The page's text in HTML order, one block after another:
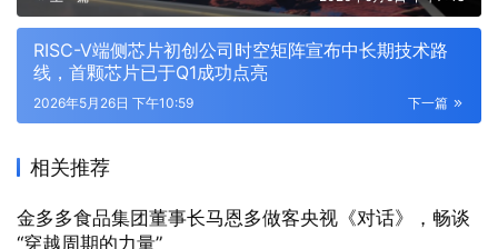
RISC-V端侧芯片初创公司时空矩阵宣布中长期技术路
线，首颗芯片已于Q1成功点亮
下一篇
2026年5月26日 下午10:59
相关推荐
金多多食品集团董事长马恩多做客央视《对话》，畅谈
“穿越周期的力量”